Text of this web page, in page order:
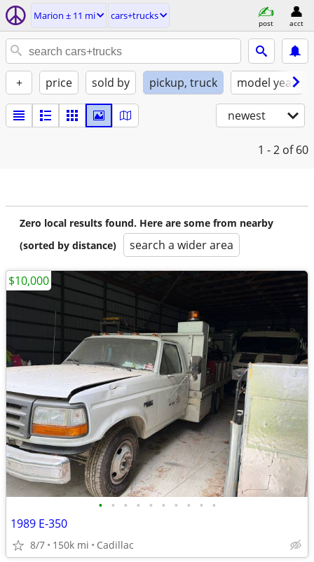
Marion ± 11 mi cars+trucks
post acct
+ price sold by pickup, truck model year
newest
1 - 2 of 60
Zero local results found. Here are some from nearby
(sorted by distance)
search a wider area
• • • • • • • • • •
1989 E-350
8/7 150k mi Cadillac
$10,000